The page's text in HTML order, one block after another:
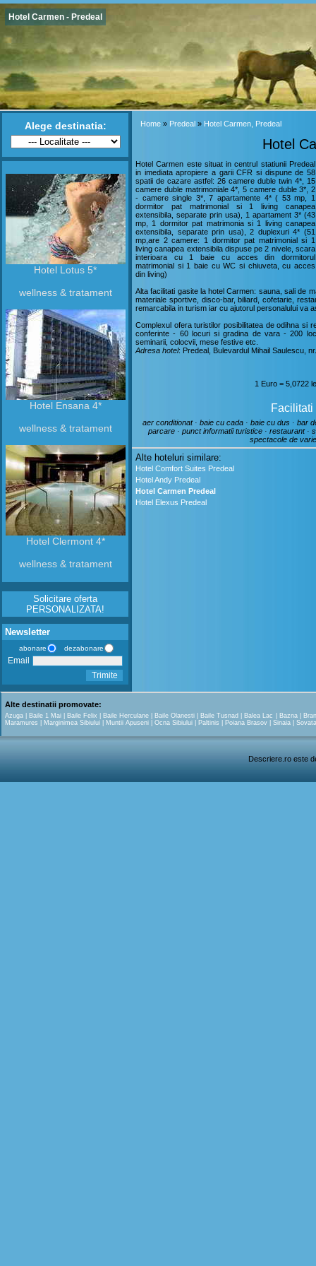
Hotel Carmen - Predeal
Alege destinatia:
Hotel Lotus 5*
wellness & tratament
Hotel Ensana 4*
wellness & tratament
Hotel Clermont 4*
wellness & tratament
Solicitare oferta
PERSONALIZATA!
Newsletter
abonare dezabonare
Email
Trimite
Home » Predeal » Hotel Carmen, Predeal
Hotel
Hotel Carmen este situat in centrul statiunii Predeal
in imediata apropiere a garii CFR si dispune de 58
spatii de cazare astfel: 26 camere duble twin 4*, 15
camere duble matrimoniale 4*, 5 camere duble 3*, 2
- camere single 3*, 7 apartamente 4* ( 53 mp, 1
dormitor pat matrimonial si 1 living canapea
extensibila, separate prin usa), 1 apartament 3* (43
mp, 1 dormitor pat matrimonia si 1 living canapea
extensibila, separate prin usa), 2 duplexuri 4* (51
mp,are 2 camere: 1 dormitor pat matrimonial si 1
living canapea extensibila dispuse pe 2 nivele, scara
interioara cu 1 baie cu acces din dormitorul
matrimonial si 1 baie cu WC si chiuveta, cu acces
din living)
Alta facilitati gasite la hotel Carmen: sauna, sali de
materiale sportive, disco-bar, biliard, cofetarie,
remarcabila in turism iar cu ajutorul personalului va
Complexul ofera turistilor posibilitatea de odihna si
conferinte - 60 locuri si gradina de vara - 200
seminarii, colocvii, mese festive etc.
Adresa hotel: Predeal, Bulevardul Mihail Saulescu,
1 Euro = 5,0722
aer conditionat · baie cu cada · baie cu dus · bar
parcare · punct informatii turistice · restaurant ·
spectacole de
Alte hoteluri similare:
Hotel Comfort Suites Predeal
Hotel Andy Predeal
Hotel Carmen Predeal
Hotel Elexus Predeal
Alte destinatii promovate:
Azuga Baile 1 Mai Baile Felix Baile Herculane Baile Olanesti Baile Tusnad Balea Lac Bazna|
Maramures
Marginimea Sibiului Muntii Apuseni Ocna Sibiului Paltinis Poiana Brasov Sinaia Sovata
Descriere.ro este